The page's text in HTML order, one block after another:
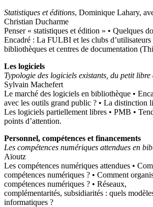
Statistiques et éditions, Dominique Lahary,
Christian Ducharme
Penser « statistiques et édition » • Quelques
Encadré : La FULBI et les clubs
bibliothèques et centres de documentation
Les logiciels
Typologie des logiciels existants, du petit libre
Sylvain Machefert
Le marché des logiciels en bibliothèque •
avec les outils grand public ? • La distinction
Les logiciels partiellement libres • PMB •
points d’attention.
Personnel, compétences et financements
Les compétences numériques attendues en
Aïoutz
Les compétences numériques attendues •
compétences numériques ? • Comment
compétences numériques ? • Réseaux,
complémentarités, subsidiarités : quels
informatiques ?